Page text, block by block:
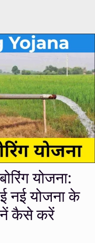
योजना:
नई योजना के
कैसे करें